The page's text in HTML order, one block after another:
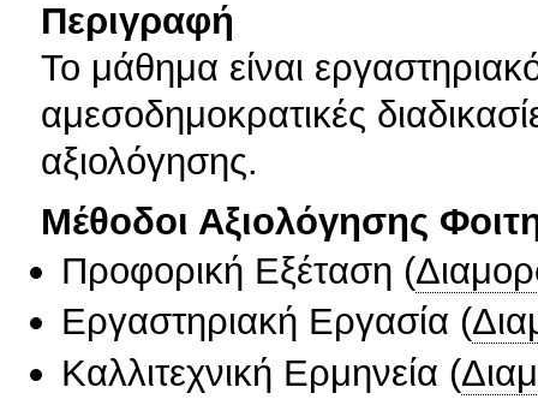
Περιγραφή
Το μάθημα είναι
αμεσοδημοκρατικές
αξιολόγησης.
Μέθοδοι Αξιολόγησης
Προφορική Εξέταση (
Εργαστηριακή Εργασία (
Καλλιτεχνική Ερμηνεία (